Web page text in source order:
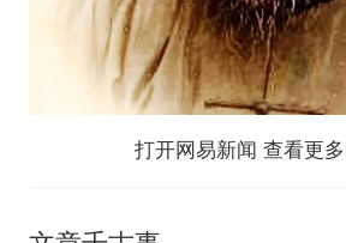
打开网易新闻 查看更